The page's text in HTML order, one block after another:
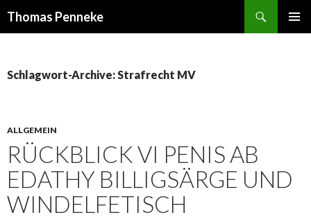
Thomas Penneke
Schlagwort-Archive: Strafrecht MV
ALLGEMEIN
RÜCKBLICK VI PENIS AB
EDATHY BILLIGSÄRGE UND
WINDELFETISCH